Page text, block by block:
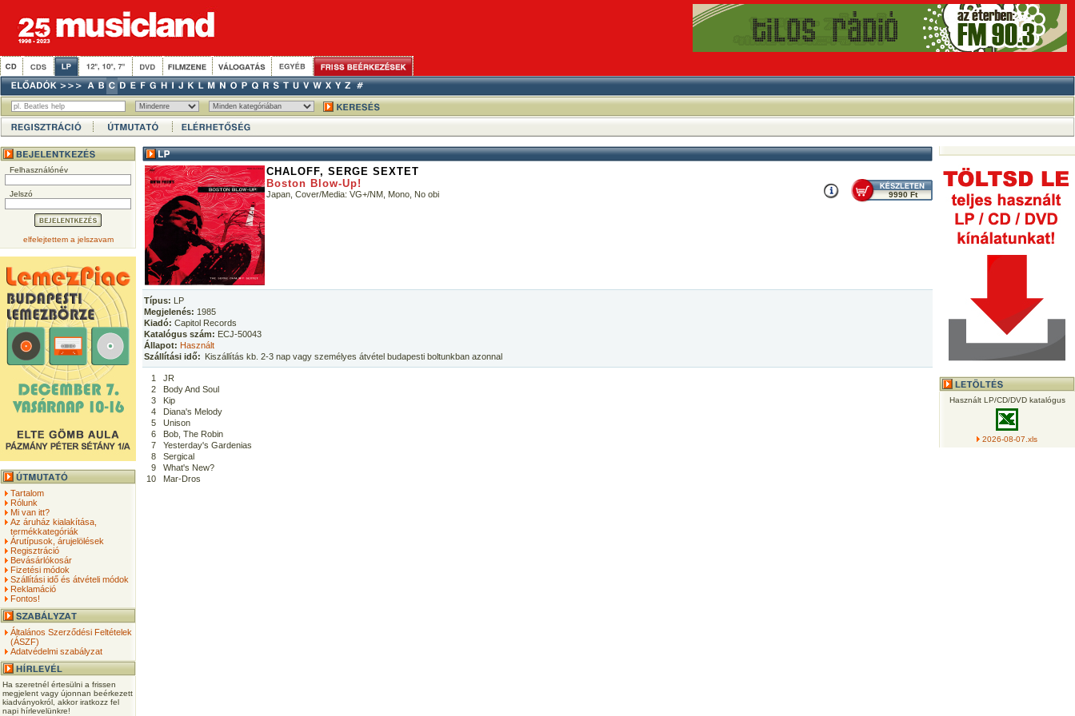
Felhasználónév
Jelszó
elfelejtettem a jelszavam
Tartalom
Rólunk
Mi van itt?
Az áruház kialakítása,
termékkategóriák
Árutípusok, árujelölések
Regisztráció
Bevásárlókosár
Fizetési módok
Szállítási idő és átvételi módok
Reklamáció
Fontos!
Általános Szerződési Feltételek
(ÁSZF)
Adatvédelmi szabályzat
Ha szeretnél értesülni a frissen
megjelent vagy újonnan beérkezett
kiadványokról, akkor iratkozz fel
napi hírlevelünkre!
CHALOFF, SERGE SEXTET
Boston Blow-Up!
Japan, Cover/Media: VG+/NM, Mono, No obi 9990 Ft
Típus: LP
Megjelenés: 1985
Kiadó: Capitol Records
Katalógus szám: ECJ-50043
Állapot: Használt
Szállítási idő: Kiszállítás kb. 2-3 nap vagy személyes átvétel budapesti boltunkban azonnal
1
JR
2
Body And Soul
3
Kip
4
Diana's Melody
5
Unison
6
Bob, The Robin
7
Yesterday's Gardenias
8
Sergical
9
What's New?
10
Mar-Dros
Használt LP/CD/DVD katalógus
2026-08-07.xls